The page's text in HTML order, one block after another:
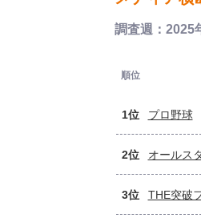
調査週：2025
順位
1位 プロ野球
2位 オールス
3位 THE突破